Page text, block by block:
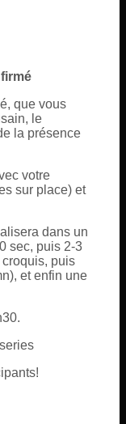
que vous
le
la présence
votre
sur place) et
dans un
sec, puis 2-3
croquis, puis
et enfin une